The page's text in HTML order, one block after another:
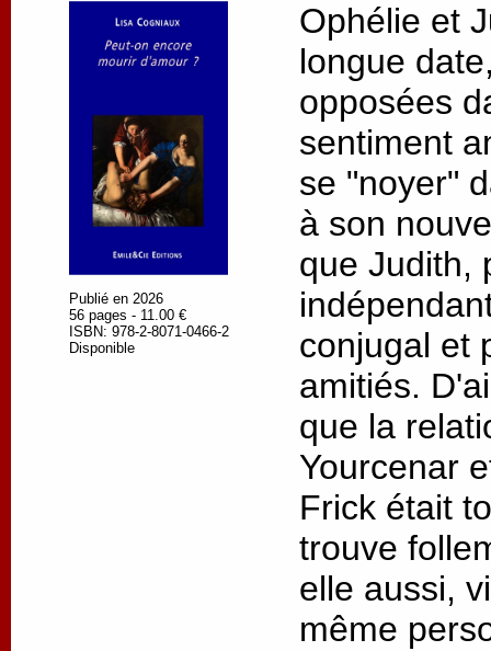
Publié en 2026
56 pages - 11.00 €
ISBN: 978-2-8071-0466-2
Disponible
Ophélie et
longue
opposées
sentiment
se "noyer"
à son
que Judith,
conjugal et
amitiés.
que la
Yourcenar
Frick était
trouve
elle aussi,
même